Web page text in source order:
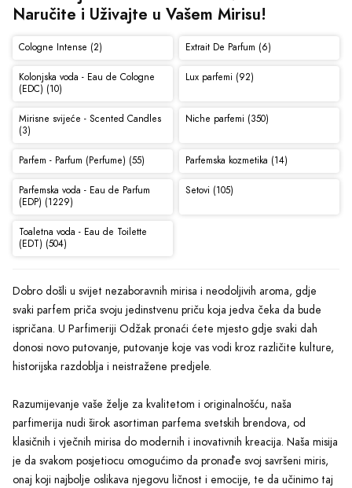
Naručite i Uživajte u Vašem Mirisu!
Cologne Intense (2) Extrait De Parfum (6)
Kolonjska voda - Eau de Cologne
(EDC) (10)
Lux parfemi (92)
Mirisne svijeće - Scented Candles
(3)
Niche parfemi (350)
Parfem - Parfum (Perfume) (55) Parfemska kozmetika (14)
Parfemska voda - Eau de Parfum
(EDP) (1229)
Setovi (105)
Toaletna voda - Eau de Toilette
(EDT) (504)
Dobro došli u svijet nezaboravnih mirisa i neodoljivih aroma, gdje
svaki parfem priča svoju jedinstvenu priču koja jedva čeka da bude
ispričana. U Parfimeriji Odžak pronaći ćete mjesto gdje svaki dah
donosi novo putovanje, putovanje koje vas vodi kroz različite kulture,
historijska razdoblja i neistražene predjele.
Razumijevanje vaše želje za kvalitetom i originalnošću, naša
parfimerija nudi širok asortiman parfema svetskih brendova, od
klasičnih i vječnih mirisa do modernih i inovativnih kreacija. Naša misija
je da svakom posjetiocu omogućimo da pronađe svoj savršeni miris,
onaj koji najbolje oslikava njegovu ličnost i emocije, te da učinimo taj